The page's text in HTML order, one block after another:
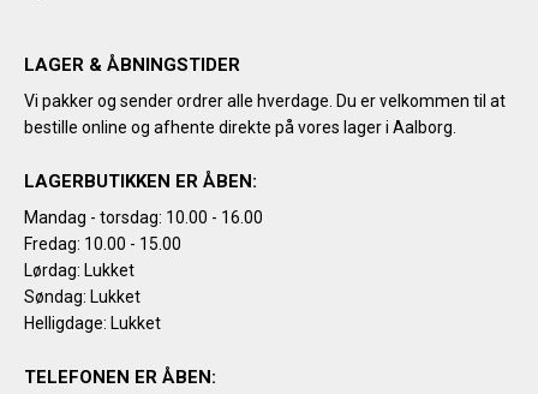
LAGER & ÅBNINGSTIDER
Vi pakker og sender ordrer alle hverdage. Du er velkommen til at
bestille online og afhente direkte på vores lager i Aalborg.
LAGERBUTIKKEN ER ÅBEN:
Mandag - torsdag: 10.00 - 16.00
Fredag: 10.00 - 15.00
Lørdag: Lukket
Søndag: Lukket
Helligdage: Lukket
TELEFONEN ER ÅBEN: